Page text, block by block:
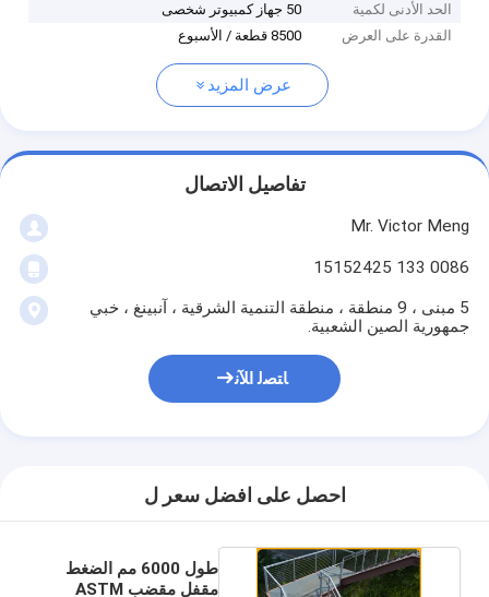
الحد الأدنى لكمية
50 جهاز كمبيوتر شخصى
القدرة على العرض
8500 قطعة / الأسبوع
عرض المزيد
تفاصيل الاتصال
Mr. Victor Meng
0086 133 15152425
5 مبنى ، 9 منطقة ، منطقة التنمية الشرقية ، آنبينغ ، خبي
جمهورية الصين الشعبية.
ﺎﺘﺼﻟ ﺍﻶﻧ
احصل على افضل سعر ل
طول 6000 مم الضغط
مقفل مقضب ASTM